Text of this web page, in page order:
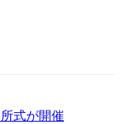
式が開催